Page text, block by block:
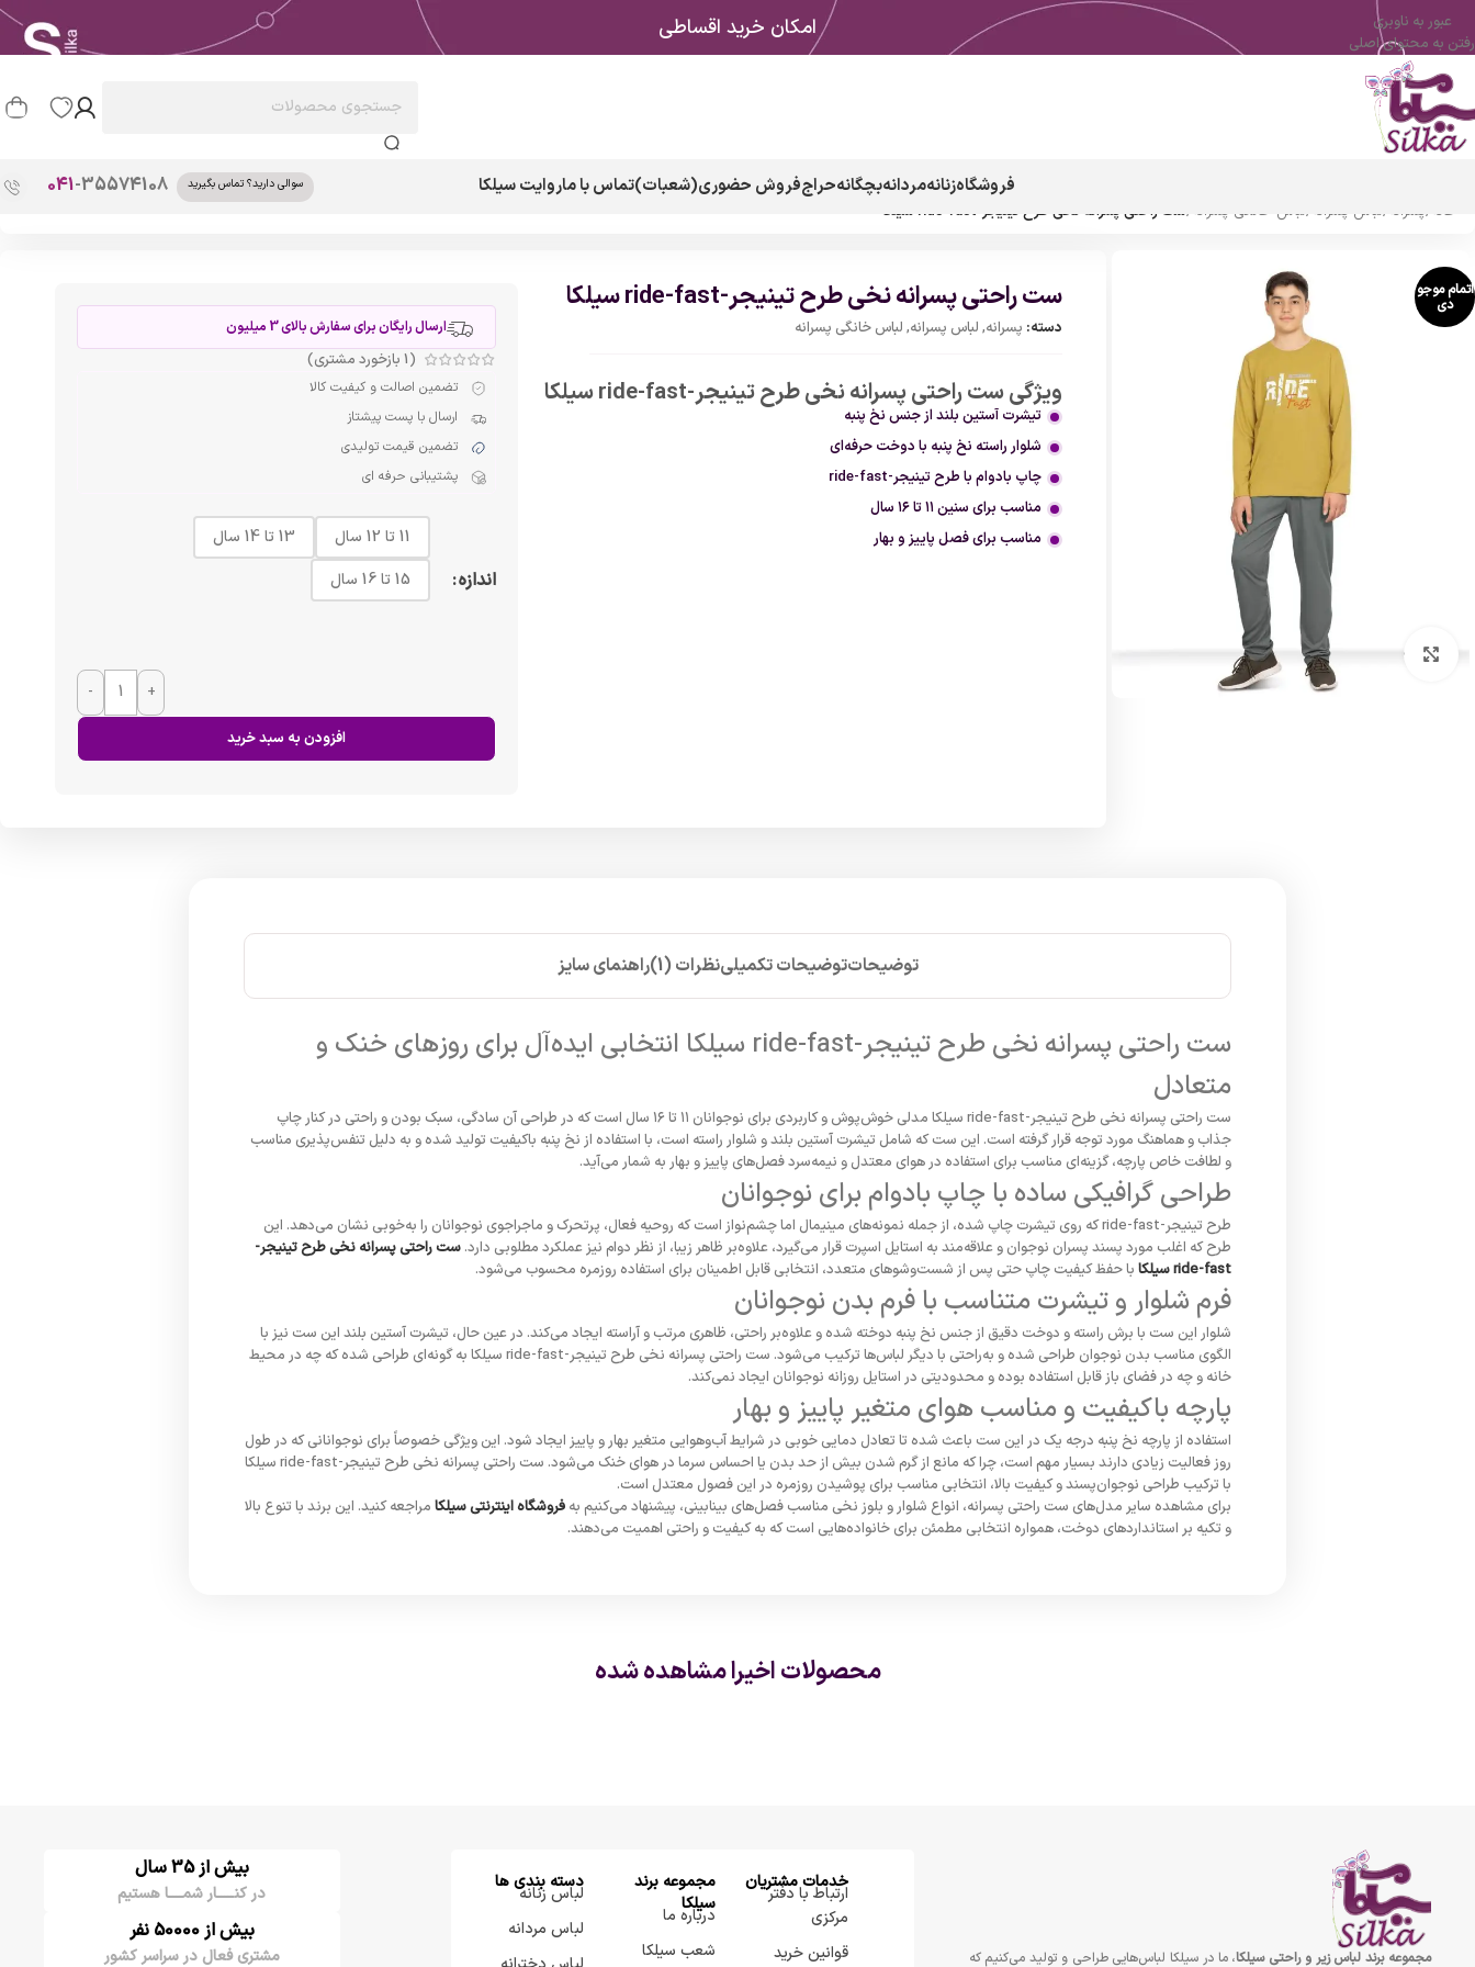
عبور به ناوبری
رفتن به محتوای اصلی
امکان خرید اقساطی
فروشگاهزنانهمردانهبچگانهحراجفروش حضوری(شعبات)تماس با ماروایت سیلکا سوالی دارید؟ تماس بگیرید 041-35574108
خانه /پسرانه /لباس پسرانه /لباس خانگی پسرانه /ست راحتی پسرانه نخی طرح تینیجر-ride-fast سیلکا
اتمام موجو
دی
بزرگنمایی تصویر
ست راحتی پسرانه نخی طرح تینیجر-ride-fast سیلکا
دسته: پسرانه, لباس پسرانه, لباس خانگی پسرانه
ویژگی ست راحتی پسرانه نخی طرح تینیجر-ride-fast سیلکا
تیشرت آستین بلند از جنس نخ پنبه
شلوار راسته نخ پنبه با دوخت حرفه‌ای
چاپ بادوام با طرح تینیجر-ride-fast
مناسب برای سنین ۱۱ تا ۱۶ سال
مناسب برای فصل پاییز و بهار
ارسال رایگان برای سفارش بالای 3 میلیون
(
1بازخورد مشتری)
تضمین اصالت و کیفیت کالا
ارسال با پست پیشتاز
تضمین قیمت تولیدی
پشتیبانی حرفه ای
اندازه
11 تا 12 سال
13 تا 14 سال
15 تا 16 سال
- +
افزودن به سبد خرید
توضیحاتتوضیحات تکمیلینظرات (1) راهنمای سایز
ست راحتی پسرانه نخی طرح تینیجر-ride-fast سیلکا انتخابی ایده‌آل برای روزهای خنک و
متعادل
ست راحتی پسرانه نخی طرح تینیجر-ride-fast سیلکا مدلی خوش‌پوش و کاربردی برای نوجوانان ۱۱ تا ۱۶ سال است که در طراحی آن سادگی، سبک بودن و راحتی در کنار چاپ
جذاب و هماهنگ مورد توجه قرار گرفته است. این ست که شامل تیشرت آستین بلند و شلوار راسته است، با استفاده از نخ پنبه باکیفیت تولید شده و به دلیل تنفس‌پذیری مناسب
و لطافت خاص پارچه، گزینه‌ای مناسب برای استفاده در هوای معتدل و نیمه‌سرد فصل‌های پاییز و بهار به شمار می‌آید.
طراحی گرافیکی ساده با چاپ بادوام برای نوجوانان
طرح تینیجر-ride-fast که روی تیشرت چاپ شده، از جمله نمونه‌های مینیمال اما چشم‌نواز است که روحیه فعال، پرتحرک و ماجراجوی نوجوانان را به‌خوبی نشان می‌دهد. این
طرح که اغلب مورد پسند پسران نوجوان و علاقه‌مند به استایل اسپرت قرار می‌گیرد، علاوه‌بر ظاهر زیبا، از نظر دوام نیز عملکرد مطلوبی دارد. ست راحتی پسرانه نخی طرح تینیجر-
ride-fast سیلکا
با حفظ کیفیت چاپ حتی پس از شست‌وشوهای متعدد، انتخابی قابل اطمینان برای استفاده روزمره محسوب می‌شود.
فرم شلوار و تیشرت متناسب با فرم بدن نوجوانان
شلوار این ست با برش راسته و دوخت دقیق از جنس نخ پنبه دوخته شده و علاوه‌بر راحتی، ظاهری مرتب و آراسته ایجاد می‌کند. در عین حال، تیشرت آستین بلند این ست نیز با
الگوی مناسب بدن نوجوان طراحی شده و به‌راحتی با دیگر لباس‌ها ترکیب می‌شود. ست راحتی پسرانه نخی طرح تینیجر-ride-fast سیلکا به گونه‌ای طراحی شده که چه در محیط
خانه و چه در فضای باز قابل استفاده بوده و محدودیتی در استایل روزانه نوجوانان ایجاد نمی‌کند.
پارچه باکیفیت و مناسب هوای متغیر پاییز و بهار
استفاده از پارچه نخ پنبه درجه یک در این ست باعث شده تا تعادل دمایی خوبی در شرایط آب‌وهوایی متغیر بهار و پاییز ایجاد شود. این ویژگی خصوصاً برای نوجوانانی که در طول
روز فعالیت زیادی دارند بسیار مهم است، چرا که مانع از گرم شدن بیش از حد بدن یا احساس سرما در هوای خنک می‌شود. ست راحتی پسرانه نخی طرح تینیجر-ride-fast سیلکا
با ترکیب طراحی نوجوان‌پسند و کیفیت بالا، انتخابی مناسب برای پوشیدن روزمره در این فصول معتدل است.
برای مشاهده سایر مدل‌های ست راحتی پسرانه، انواع شلوار و بلوز نخی مناسب فصل‌های بینابینی، پیشنهاد می‌کنیم به فروشگاه اینترنتی سیلکا مراجعه کنید. این برند با تنوع بالا
و تکیه بر استانداردهای دوخت، همواره انتخابی مطمئن برای خانواده‌هایی است که به کیفیت و راحتی اهمیت می‌دهند.
محصولات اخیرا مشاهده شده
مجموعه برند لباس زير و راحتى سيلكا، ما در سیلکا لباس‌هایی طراحی و تولید می‌کنیم که
خدمات مشتریان
ارتباط با دفتر
مرکزی
قوانین خرید
مجموعه برند
سيلكا
درباره ما
شعب سیلکا
دسته بندی ها
لباس زنانه
لباس مردانه
بیش از 35 سال
در کنـــــار شمــــا هستیم
بیش از 50000 نفر
مشتری فعال در سراسر کشور